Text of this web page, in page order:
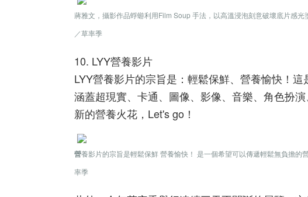
蔣雅文，攝影作品蜉蝣利用Film Soup 手法，以高溫浸泡刻意破壞底片感
／草率季
10. LYY營養影片
LYY營養影片的宗旨是：輕鬆保鮮、營養愉快！
涵蓋超現實、卡通、圖像、影像、音樂、角色扮
新的營養火花，Let's go！
營養影片的宗旨是輕鬆保鮮 營養愉快！ 是一個希望可以傳遞輕鬆無負擔
率季